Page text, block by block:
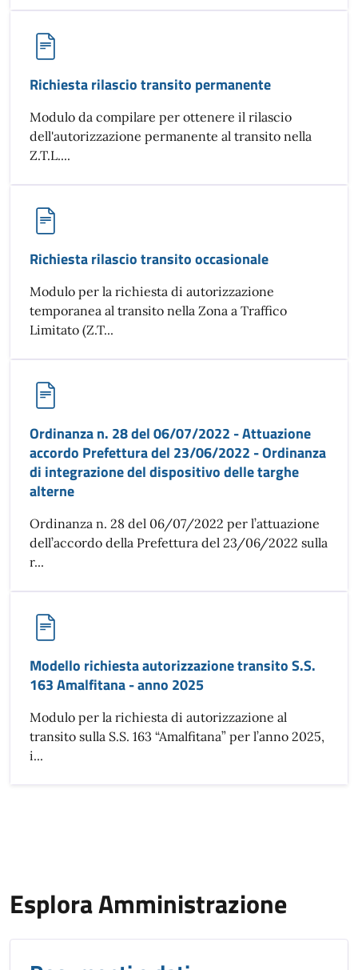
Richiesta rilascio transito permanente
Modulo da compilare per ottenere il rilascio
dell'autorizzazione permanente al transito nella
Z.T.L....
Richiesta rilascio transito occasionale
Modulo per la richiesta di autorizzazione
temporanea al transito nella Zona a Traffico
Limitato (Z.T...
Ordinanza n. 28 del 06/07/2022 - Attuazione
accordo Prefettura del 23/06/2022 - Ordinanza
di integrazione del dispositivo delle targhe
alterne
Ordinanza n. 28 del 06/07/2022 per l’attuazione
dell’accordo della Prefettura del 23/06/2022 sulla
r...
Modello richiesta autorizzazione transito S.S.
163 Amalfitana - anno 2025
Modulo per la richiesta di autorizzazione al
transito sulla S.S. 163 “Amalfitana” per l’anno 2025,
i...
Esplora Amministrazione